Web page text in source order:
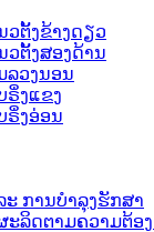
ວຕັ້ງຂ້າງດຽວ
ວຕັ້ງສອງດ້ານ
ລວງນອນ
ຣິ່ງແຂງ
ຣິ່ງອ່ອນ
ການບຳລຸງຮັກສາ
ະລິດຕາມຄວາມຕ້ອ